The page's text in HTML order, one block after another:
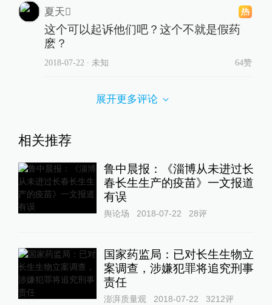
夏天
这个可以起诉他们吧？这个不就是假药
麽？
2018-07-22 ∙ 未知 64赞
展开更多评论
相关推荐
鲁中晨报：《淄博从未进过长
春长生生产的疫苗》一文报道
有误
舆论场 2018-07-22 28评
国家药监局：已对长生生物立
案调查，涉嫌犯罪将追究刑事
责任
澎湃质量观 2018-07-22 3212评